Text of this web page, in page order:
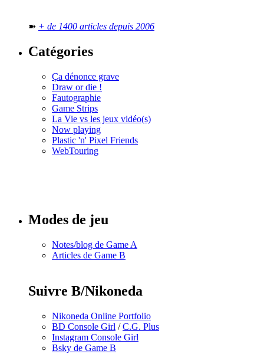
➽ + de 1400 articles depuis 2006
Catégories
Ça dénonce grave
Draw or die !
Fautographie
Game Strips
La Vie vs les jeux vidéo(s)
Now playing
Plastic 'n' Pixel Friends
WebTouring
Modes de jeu
Notes/blog de Game A
Articles de Game B
Suivre B/Nikoneda
Nikoneda Online Portfolio
BD Console Girl /C.G. Plus
Instagram Console Girl
Bsky de Game B